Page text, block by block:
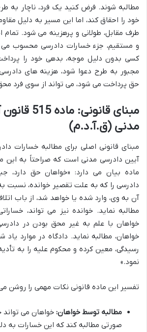
مطالبه شوند. فرض کنید یک فرد، ناچار به
خود را احقاق کند، اما این مسیر به دلیل
طرف مقابل، طولانی و پرهزینه می شود.
و مستقیم، جزء خسارات دادرسی محسوب می
کسی بدون دلیل موجه، بدهی خود را
مجبور به طرح دعوا شود، هزینه های
حق پرداخت می شود، می تواند از سوی فرد
مبنای
مدنی (ق.آ.د.م)
آیین دادرسی مدنی است که صراحتاً به این
ماده بیان می دارد: «خواهان حق دارد،
دادرسی را که به علت تقصیر خوانده، نسبت به
آن به وی، وارد شده یا خواهد شد، از باب
مطالبه نماید. خوانده نیز می تواند،
خواهان با علم به غیر محق بودن در
خواهان، مطالبه نماید. دادگاه در موارد
رسیدگی، معین کرده و محکوم علیه را به
نمود.»
تفسیر این ماده قانونی نکات مهمی را روشن
مطالبه توسط خواهان: خواهان می تواند
صورتی مطالبه کند که این خسارات به